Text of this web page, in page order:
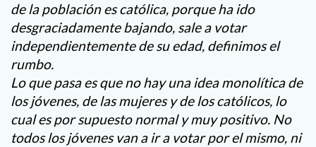
de la población es católica, porque ha ido
desgraciadamente bajando, sale a votar
independientemente de su edad, definimos el
rumbo.
Lo que pasa es que no hay una idea monolítica de
los jóvenes, de las mujeres y de los católicos, lo
cual es por supuesto normal y muy positivo. No
todos los jóvenes van a ir a votar por el mismo, ni